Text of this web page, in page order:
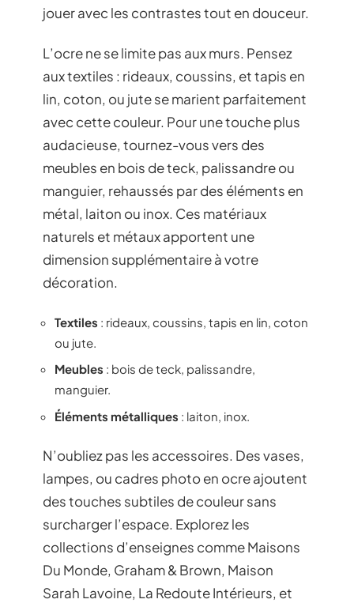
jouer avec les contrastes tout en douceur.
L’ocre ne se limite pas aux murs. Pensez
aux textiles : rideaux, coussins, et tapis en
lin, coton, ou jute se marient parfaitement
avec cette couleur. Pour une touche plus
audacieuse, tournez-vous vers des
meubles en bois de teck, palissandre ou
manguier, rehaussés par des éléments en
métal, laiton ou inox. Ces matériaux
naturels et métaux apportent une
dimension supplémentaire à votre
décoration.
Textiles : rideaux, coussins, tapis en lin, coton
ou jute.
Meubles : bois de teck, palissandre,
manguier.
Éléments métalliques : laiton, inox.
N’oubliez pas les accessoires. Des vases,
lampes, ou cadres photo en ocre ajoutent
des touches subtiles de couleur sans
surcharger l’espace. Explorez les
collections d’enseignes comme Maisons
Du Monde, Graham & Brown, Maison
Sarah Lavoine, La Redoute Intérieurs, et